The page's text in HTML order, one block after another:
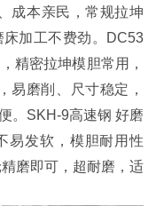
成本亲民，常规拉坤
加工不费劲。DC53
精密拉坤模胆常用，
易磨削、尺寸稳定，
。SKH-9高速钢 好磨
易发软，模胆耐用性
磨即可，超耐磨，适